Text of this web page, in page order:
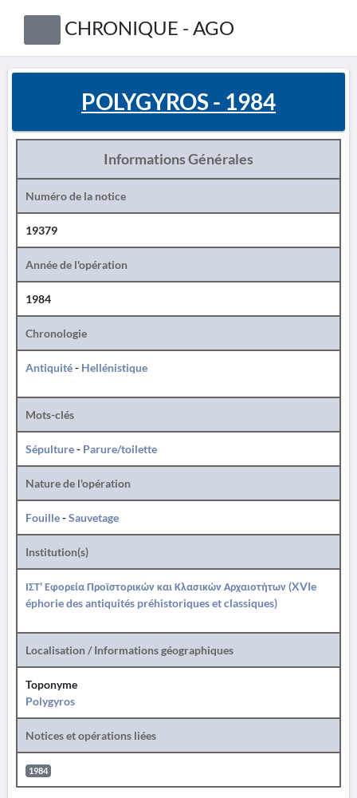
CHRONIQUE - AGO
POLYGYROS - 1984
Informations Générales
Numéro de la notice
19379
Année de l'opération
1984
Chronologie
Antiquité- Hellénistique
Mots-clés
Sépulture- Parure/toilette
Nature de l'opération
Fouille-Sauvetage
Institution(s)
ΙΣΤ' Εφορεία Προϊστορικών και Κλασικών Αρχαιοτήτων (XVIe
éphorie des antiquités préhistoriques et classiques)
Localisation / Informations géographiques
Toponyme
Polygyros
Notices et opérations liées
1984